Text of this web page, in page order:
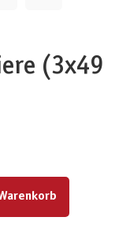
(3x49
um die Anzahl zu